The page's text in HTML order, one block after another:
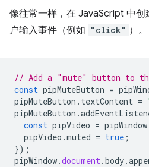
像往常一样，在 JavaScript 中
户输入事件（例如 "click" ）。
// Add a "mute" button to
const pipMuteButton =
pipMuteButton . textContent =
pipMuteButton .
const pipVideo = pipWindow
pipVideo .muted = true ;
});
pipWindow.document .body.